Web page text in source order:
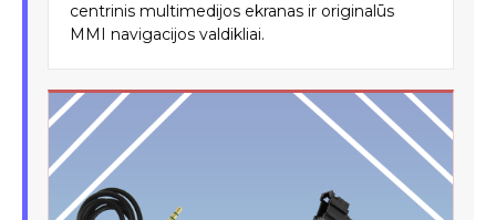
centrinis multimedijos ekranas ir originalūs
MMI navigacijos valdikliai.